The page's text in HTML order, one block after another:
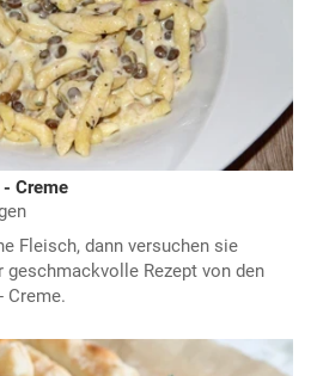
Creme
Fleisch, dann versuchen sie
Rezept von den
Creme.